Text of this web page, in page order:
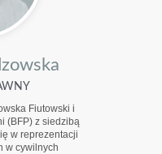
Fiutowski i
(BFP) z siedzibą
w reprezentacji
w cywilnych